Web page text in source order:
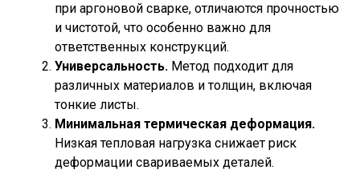
при аргоновой сварке, отличаются прочностью
и чистотой, что особенно важно для
ответственных конструкций.
Универсальность. Метод подходит для
различных материалов и толщин, включая
тонкие листы.
Минимальная термическая деформация.
Низкая тепловая нагрузка снижает риск
деформации свариваемых деталей.